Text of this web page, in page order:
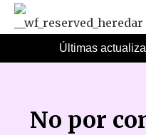
Últimas
No por